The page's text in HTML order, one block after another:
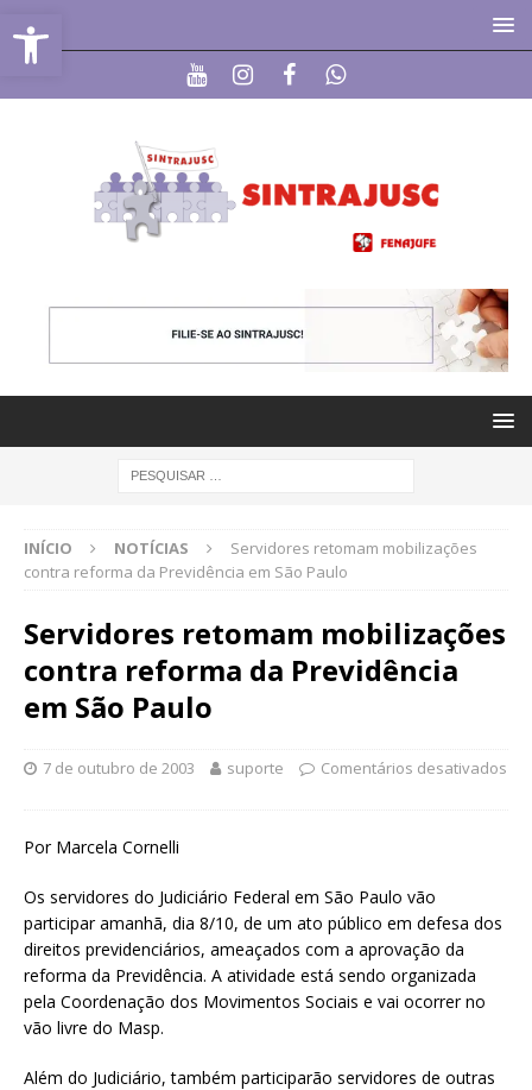
Abrir a barra de ferramentas
INÍCIO NOTÍCIAS
Servidores retomam mobilizações
contra reforma da Previdência em São Paulo
Servidores retomam mobilizações
contra reforma da Previdência
em São Paulo
7 de outubro de 2003 suporte Comentários desativados
Por Marcela Cornelli
Os servidores do Judiciário Federal em São Paulo vão
participar amanhã, dia 8/10, de um ato público em defesa dos
direitos previdenciários, ameaçados com a aprovação da
reforma da Previdência. A atividade está sendo organizada
pela Coordenação dos Movimentos Sociais e vai ocorrer no
vão livre do Masp.
Além do Judiciário, também participarão servidores de outras